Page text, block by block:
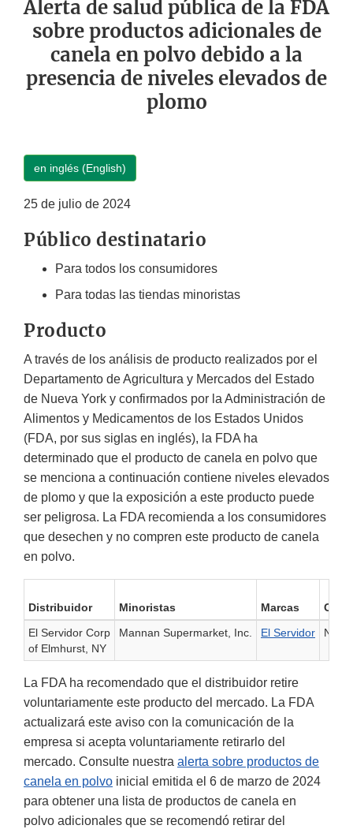
Alerta de salud pública de la FDA
sobre productos adicionales de
canela en polvo debido a la
presencia de niveles elevados de
plomo
en inglés (English)
25 de julio de 2024
Público destinatario
Para todos los consumidores
Para todas las tiendas minoristas
Producto
A través de los análisis de producto realizados por el
Departamento de Agricultura y Mercados del Estado
de Nueva York y confirmados por la Administración de
Alimentos y Medicamentos de los Estados Unidos
(FDA, por sus siglas en inglés), la FDA ha
determinado que el producto de canela en polvo que
se menciona a continuación contiene niveles elevados
de plomo y que la exposición a este producto puede
ser peligrosa. La FDA recomienda a los consumidores
que desechen y no compren este producto de canela
en polvo.
Distribuidor Minoristas Marcas
El Servidor Corp
of Elmhurst, NY
Mannan Supermarket, Inc. El Servidor
La FDA ha recomendado que el distribuidor retire
voluntariamente este producto del mercado. La FDA
actualizará este aviso con la comunicación de la
empresa si acepta voluntariamente retirarlo del
mercado. Consulte nuestra alerta sobre productos de
canela en polvo inicial emitida el 6 de marzo de 2024
para obtener una lista de productos de canela en
polvo adicionales que se recomendó retirar del